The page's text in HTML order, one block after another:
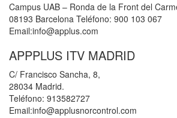
Campus UAB – Ronda de la Front del
08193 Barcelona Teléfono: 900 103 067
Email:info@applus.com
APPPLUS ITV MADRID
C/ Francisco Sancha, 8,
28034 Madrid.
Teléfono: 913582727
Email:info@applusnorcontrol.com